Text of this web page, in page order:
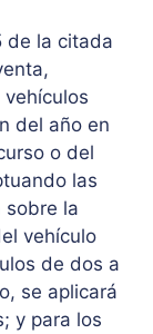
de la citada
del año en
o del
las
sobre la
vehículo
de dos a
se aplicará
y para los